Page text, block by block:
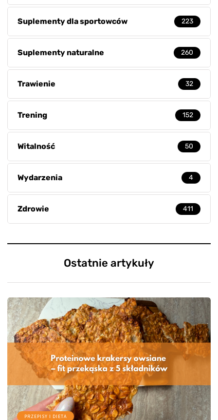
Suplementy dla sportowców 223
Suplementy naturalne 260
Trawienie 32
Trening 152
Witalność 50
Wydarzenia 4
Zdrowie 411
Ostatnie artykuły
PRZEPISY I DIETA